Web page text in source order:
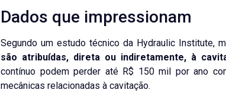
Dados que impressionam
Segundo um estudo técnico da Hydraulic Institute,
são atribuídas, direta ou indiretamente, à
contínuo podem perder até R$ 150 mil por ano
mecânicas relacionadas à cavitação.